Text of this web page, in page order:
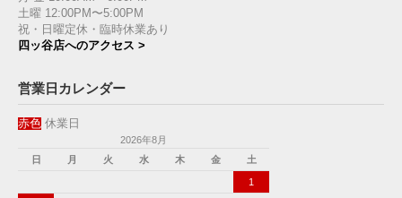
土曜 12:00PM〜5:00PM
祝・日曜定休・臨時休業あり
四ッ谷店へのアクセス >
営業日カレンダー
赤色 休業日
2026年8月
日
月 火 水 木 金 土
1